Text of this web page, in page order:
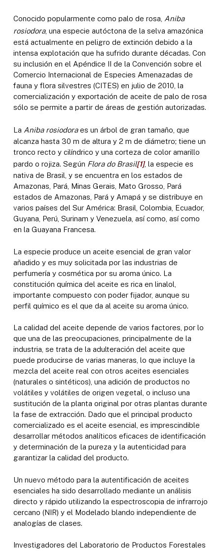
Conocido popularmente como palo de rosa, Aniba
rosiodora, una especie autóctona de la selva amazónica
está actualmente en peligro de extinción debido a la
intensa explotación que ha sufrido durante décadas. Con
su inclusión en el Apéndice II de la Convención sobre el
Comercio Internacional de Especies Amenazadas de
fauna y flora silvestres (CITES) en julio de 2010, la
comercialización y exportación de aceite de palo de rosa
sólo se permite a partir de áreas de gestión autorizadas.
La Aniba rosiodoraes un árbol de gran tamaño, que
alcanza hasta 30 m de altura y 2 m de diámetro; tiene un
tronco recto y cilíndrico y una corteza de color amarillo
pardo o rojiza. Según Flora do Brasil[1], la especie es
nativa de Brasil, y se encuentra en los estados de
Amazonas, Pará, Minas Gerais, Mato Grosso, Pará
estados de Amazonas, Pará y Amapá y se distribuye en
varios países del Sur América: Brasil, Colombia, Ecuador,
Guyana, Perú, Surinam y Venezuela, así como, así como
en la Guayana Francesa.
La especie produce un aceite esencial de gran valor
añadido y es muy solicitada por las industrias de
perfumería y cosmética por su aroma único. La
constitución química del aceite es rica en linalol,
importante compuesto con poder fijador, aunque su
perfil químico es el que da al aceite su aroma único.
La calidad del aceite depende de varios factores, por lo
que una de las preocupaciones, principalmente de la
industria, se trata de la adulteración del aceite que
puede producirse de varias maneras, lo que incluye la
mezcla del aceite real con otros aceites esenciales
(naturales o sintéticos), una adición de productos no
volátiles y volátiles de origen vegetal, o incluso una
sustitución de la planta original por otras plantas durante
la fase de extracción. Dado que el principal producto
comercializado es el aceite esencial, es imprescindible
desarrollar métodos analíticos eficaces de identificación
y determinación de la pureza y la autenticidad para
garantizar la calidad del producto.
Un nuevo método para la autentificación de aceites
esenciales ha sido desarrollado mediante un análisis
directo y rápido utilizando la espectroscopia de infrarrojo
cercano (NIR) y el Modelado blando independiente de
analogías de clases.
Investigadores del Laboratorio de Productos Forestales